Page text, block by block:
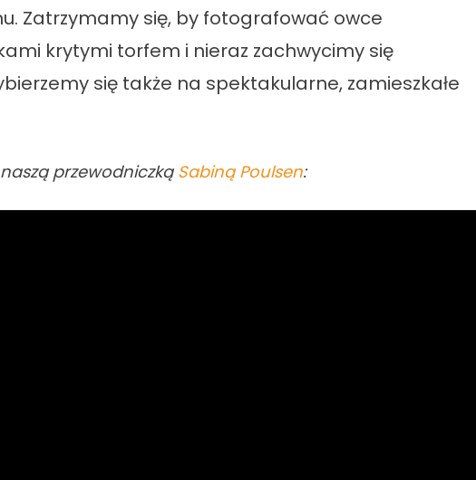
Zatrzymamy się, by fotografować owce
krytymi torfem i nieraz zachwycimy się
się także na spektakularne, zamieszkałe
przewodniczką Sabiną Poulsen: